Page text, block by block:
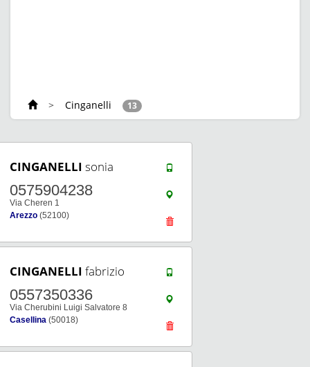
> Cinganelli 13
CINGANELLI sonia
0575904238
Via Cheren 1
Arezzo (52100)
CINGANELLI fabrizio
0557350336
Via Cherubini Luigi Salvatore 8
Casellina (50018)